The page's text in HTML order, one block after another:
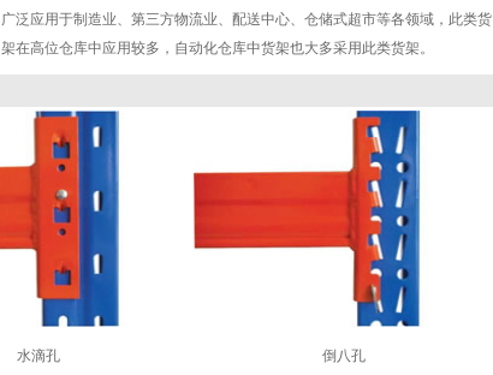
广泛应用于制造业、第三方物流业、配送中心、仓储式超市等各领域，此类货
架在高位仓库中应用较多，自动化仓库中货架也大多采用此类货架。
水滴孔 倒八孔